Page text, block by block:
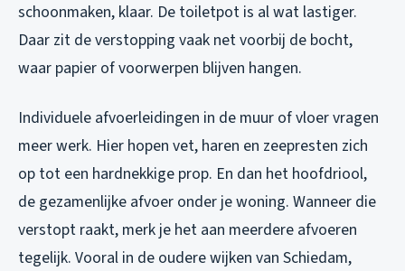
schoonmaken, klaar. De toiletpot is al wat lastiger.
Daar zit de verstopping vaak net voorbij de bocht,
waar papier of voorwerpen blijven hangen.
Individuele afvoerleidingen in de muur of vloer vragen
meer werk. Hier hopen vet, haren en zeepresten zich
op tot een hardnekkige prop. En dan het hoofdriool,
de gezamenlijke afvoer onder je woning. Wanneer die
verstopt raakt, merk je het aan meerdere afvoeren
tegelijk. Vooral in de oudere wijken van Schiedam,